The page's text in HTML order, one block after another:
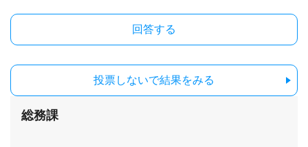
投票しないで結果をみる
総務課